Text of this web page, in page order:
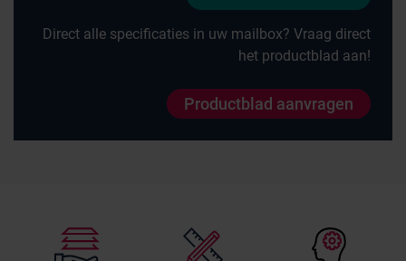
Direct alle specificaties in uw mailbox? Vraag direct
het productblad aan!
Productblad aanvragen